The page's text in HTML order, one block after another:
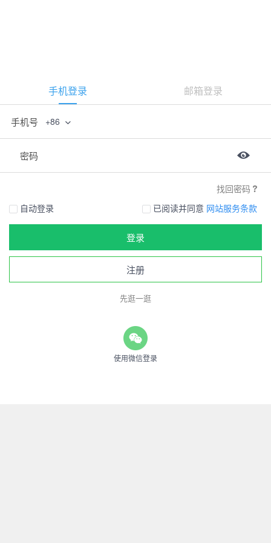
手机登录 邮箱登录
手机号 +86
密码
找回密码
自动登录
已阅读并同意 网站服务条款
登录
注册
先逛一逛
使用微信登录